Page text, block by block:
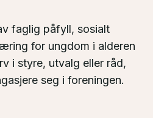
faglig påfyll, sosialt
for ungdom i alderen
i styre, utvalg eller råd,
seg i foreningen.